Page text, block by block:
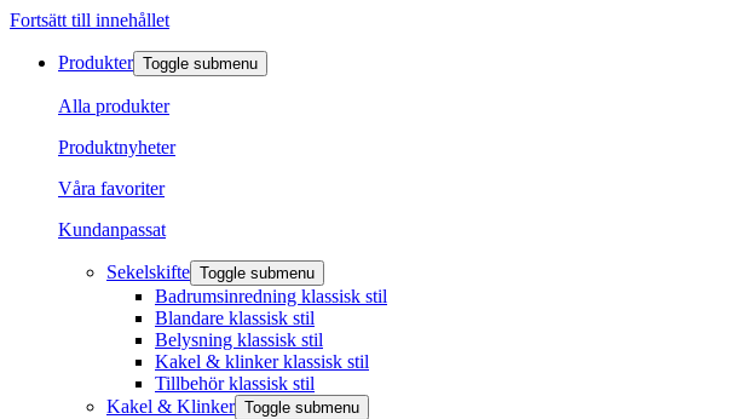
Fortsätt till innehållet
Produkter Toggle submenu
Alla produkter
Produktnyheter
Våra favoriter
Kundanpassat
Sekelskifte Toggle submenu
Badrumsinredning klassisk stil
Blandare klassisk stil
Belysning klassisk stil
Kakel & klinker klassisk stil
Tillbehör klassisk stil
Kakel & Klinker Toggle submenu